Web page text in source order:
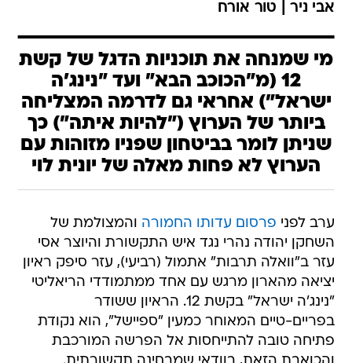
אבי ניר | טור אורח
מי שמנחה את תוכניות הדגל של קשת
12 (מ"הכוכב הבא" ועד "נינג'ה
ישראל") אחראי גם לדרמה המצליחה
ביותר של הערוץ ("להיות איתה") כך
שניתן לומר בביטחון שפניו מזוהות עם
הערוץ לא פחות מאלה של יונית לוי
ערב לפני פרסום עדותו החמורה והמצולמת של
השחקן יהודה נהרי נגד איש התקשורת והיוצר אסי
עזר ב"וואלה תרבות" אתמול (רביעי), עזר סיפק ראיון
יציאה מהארון מרגש עם אחד ממתמודדי הריאליטי
"נינג'ה ישראל" בקשת 12. הראיון ששודר
בפריים-טיים המאוחר כמעין "ספיישל", הוא נקודת
פתיחה טובה להתייחסות אל הפרשה המורכבת